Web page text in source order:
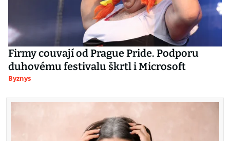
Firmy couvají od Prague Pride. Podporu
duhovému festivalu škrtl i Microsoft
Byznys